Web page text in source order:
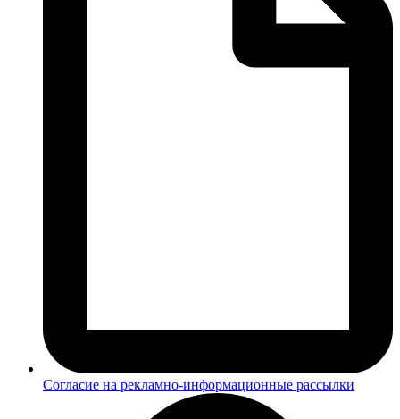
Согласие на рекламно-информационные рассылки